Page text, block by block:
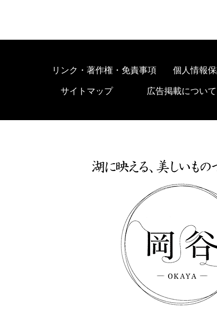
リンク・著作権・免責事項 個人情報
サイトマップ 広告掲載について